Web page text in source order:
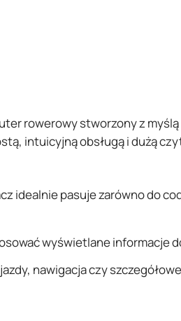
rowerowy stworzony z
intuicyjną obsługą i dużą
idealnie pasuje zarówno do
wyświetlane informacje
nawigacja czy